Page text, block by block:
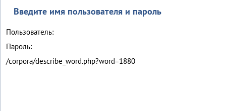
Введите имя пользователя и пароль
Пользователь:
Пароль:
/corpora/describe_word.php?word=1880